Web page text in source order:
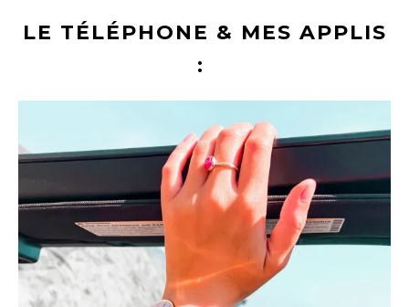
LE TÉLÉPHONE & MES APPLIS
: